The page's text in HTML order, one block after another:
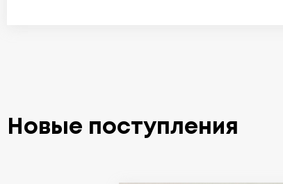
Новые поступления